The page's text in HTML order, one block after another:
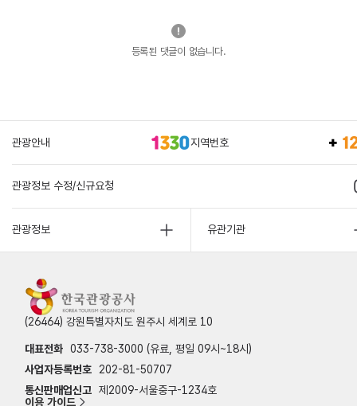
등록된 댓글이 없습니다.
관광안내 지역번호
관광정보 수정/신규요청
관광정보 유관기관
(26464) 강원특별자치도 원주시 세계로 10
대표전화 033-738-3000 (유료, 평일 09시~18시)
사업자등록번호
202-81-50707
통신판매업신고 제2009-서울중구-1234호
이용 가이드